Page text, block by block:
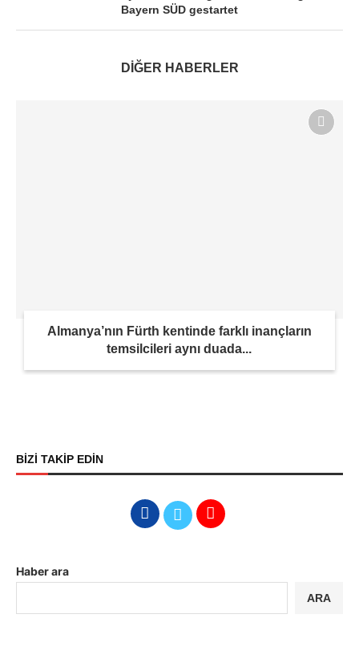
Bayern SÜD gestartet
DİĞER HABERLER
Almanya’nın Fürth kentinde farklı inançların
temsilcileri aynı duada...
BİZİ TAKİP EDİN
Haber ara
ARA